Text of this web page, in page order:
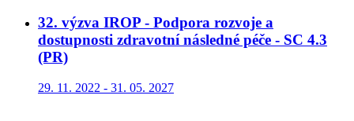
32. výzva IROP - Podpora rozvoje a
dostupnosti zdravotní následné péče - SC 4.3
(PR)
29. 11. 2022 - 31. 05. 2027